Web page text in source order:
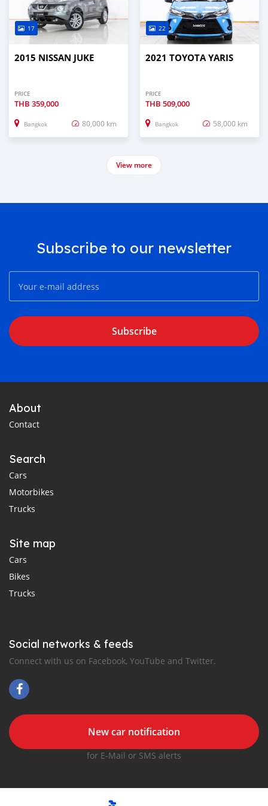
17
2015 NISSAN JUKE
PRICE
THB 359,000
Bangkok 80,000 km
22
2021 TOYOTA YARIS
PRICE
THB 509,000
Bangkok 58,000 km
View more
Subscribe to our newsletter
Subscribe
About
Contact
Search
Cars
Motorbikes
Trucks
Site map
Cars
Bikes
Trucks
Social networks & feeds
Connect with us on Facebook, YouTube and Twitter.
New car notification
for E-Mail or SMS alerts